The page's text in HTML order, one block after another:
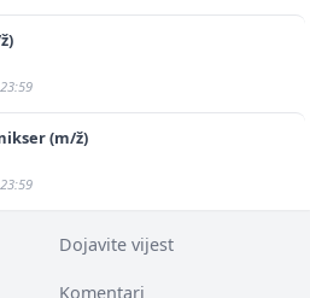
(m/ž)
Dojavite vijest
Komentari